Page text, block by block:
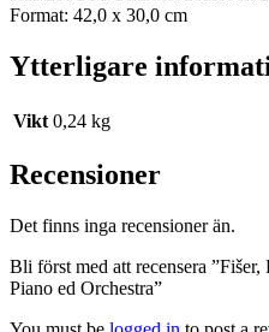
Format: 42,0 x 30,0 cm
Ytterligare
Vikt 0,24 kg
Recensioner
Det finns inga recensioner än.
Bli först med att recensera
Piano ed Orchestra”